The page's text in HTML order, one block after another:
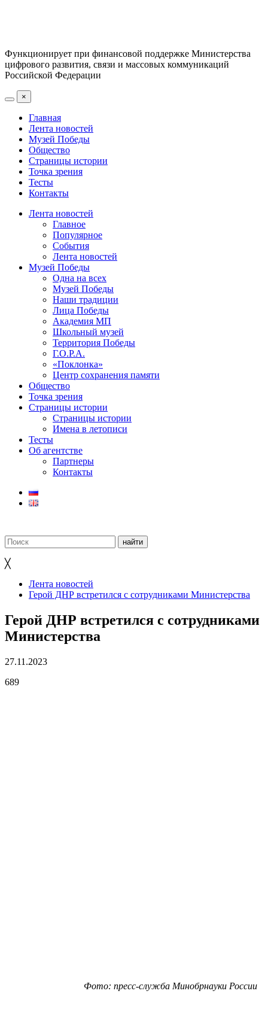
Функционирует при финансовой поддержке Министерства
цифрового развития, связи и массовых коммуникаций
Российской Федерации
×
Главная
Лента новостей
Музей Победы
Общество
Страницы истории
Точка зрения
Тесты
Контакты
Лента новостей
Главное
Популярное
События
Лента новостей
Музей Победы
Одна на всех
Музей Победы
Наши традиции
Лица Победы
Академия МП
Школьный музей
Территория Победы
Г.О.Р.А.
«Поклонка»
Центр сохранения памяти
Общество
Точка зрения
Страницы истории
Страницы истории
Имена в летописи
Тесты
Об агентстве
Партнеры
Контакты
╳
Лента новостей
Герой ДНР встретился с сотрудниками Министерства
Герой ДНР встретился с сотрудниками
Министерства
27.11.2023
689
Фото: пресс-служба Минобрнауки России